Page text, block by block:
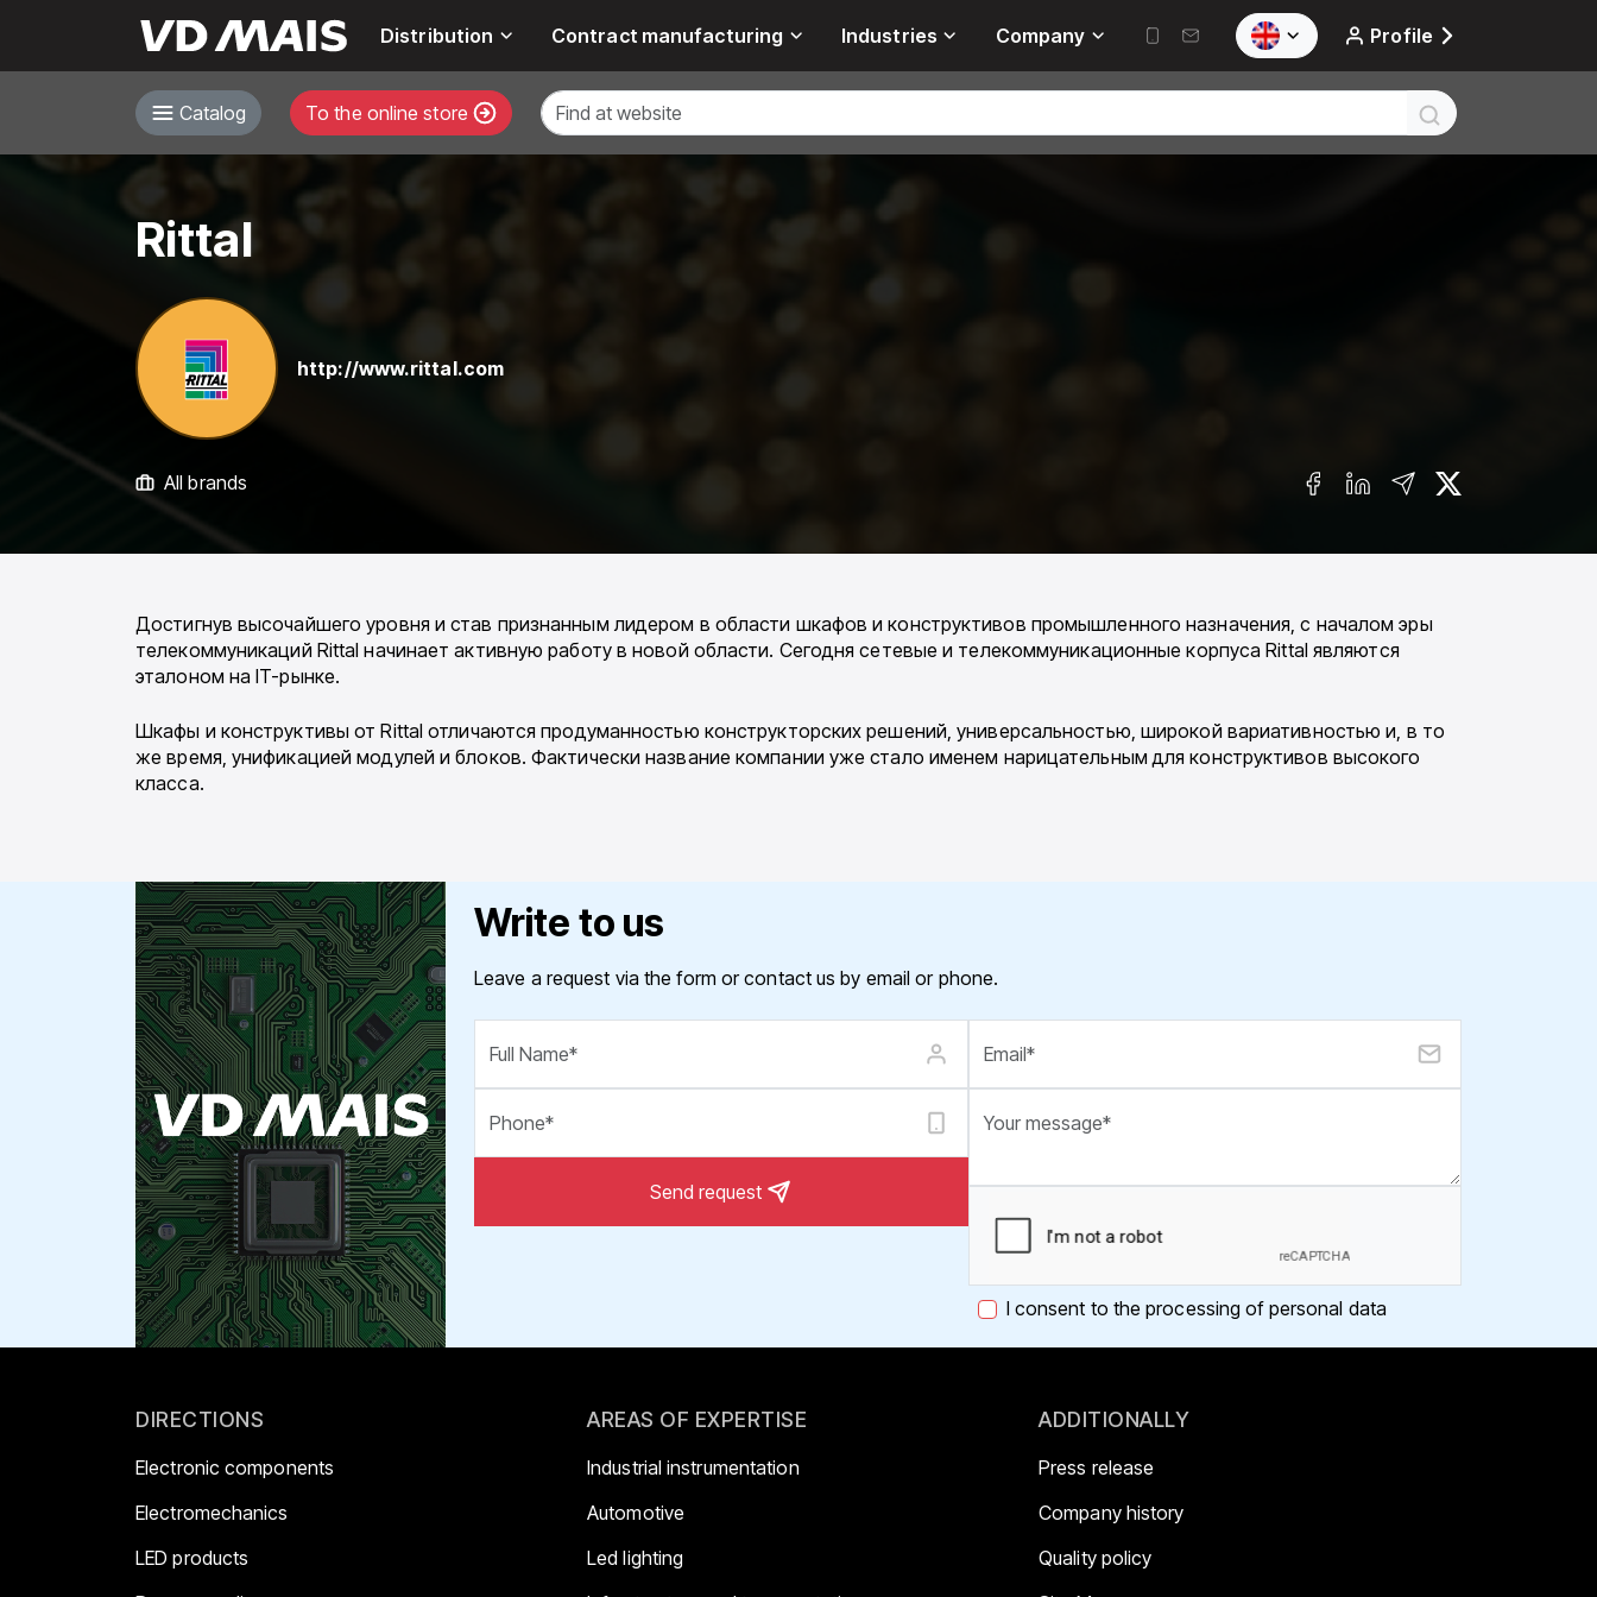
Distribution Contract manufacturing Industries Company Profile
Catalog To the online store
Rittal
http://www.rittal.com
All brands
Достигнув высочайшего уровня и став признанным лидером в области шкафов и конструктивов промышленного назначения, с началом эры
телекоммуникаций Rittal начинает активную работу в новой области. Сегодня сетевые и телекоммуникационные корпуса Rittal являются
эталоном на IT-рынке.
Шкафы и конструктивы от Rittal отличаются продуманностью конструкторских решений, универсальностью, широкой вариативностью и, в то
же время, унификацией модулей и блоков. Фактически название компании уже стало именем нарицательным для конструктивов высокого
класса.
Write to us
Leave a request via the form or contact us by email or phone.
Send request
I consent to the processing of personal data
DIRECTIONS
Electronic components
Electromechanics
LED products
AREAS OF EXPERTISE
Industrial instrumentation
Automotive
Led lighting
ADDITIONALLY
Press release
Company history
Quality policy